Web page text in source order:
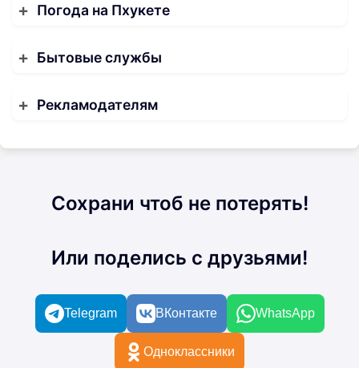
Погода на Пхукете
Бытовые службы
Рекламодателям
Сохрани чтоб не потерять!
Или поделись с друзьями!
Telegram ВКонтакте WhatsApp
Одноклассники